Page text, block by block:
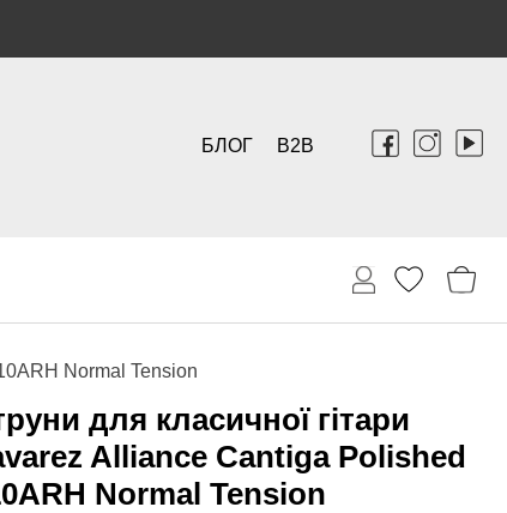
B2B
БЛОГ
Normal Tension
для класичної гітари
Alliance Cantiga Polished
Normal Tension